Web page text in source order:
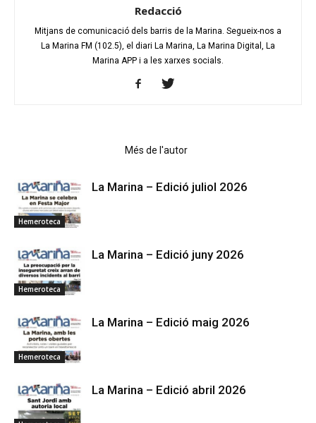
Redacció
Mitjans de comunicació dels barris de la Marina. Segueix-nos a
La Marina FM (102.5), el diari La Marina, La Marina Digital, La
Marina APP i a les xarxes socials.
Més de l'autor
Hemeroteca
La Marina – Edició juliol 2026
Hemeroteca
La Marina – Edició juny 2026
Hemeroteca
La Marina – Edició maig 2026
La Marina – Edició abril 2026